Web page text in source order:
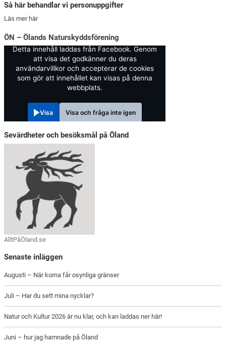
Så här behandlar vi personuppgifter
Läs mer här
ÖN – Ölands Naturskyddsförening
Detta innehåll laddas från Facebook. Genom
att visa det godkänner du deras
användarvillkor och accepterar de cookies
som gör att innehållet kan visas på denna
webbplats.
Visa Visa och fråga inte igen
Sevärdheter och besöksmål på Öland
AlltPåÖland.se
Senaste inläggen
Augusti – När korna får osynliga gränser
Juli – Har du sett mina nycklar?
Natur och Kultur 2026 är nu klar, och kan laddas ner här!
Juni – hur jag hamnade på Öland